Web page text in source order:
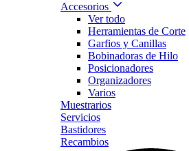
Accesorios
Ver todo
Herramientas de Corte
Garfios y Canillas
Bobinadoras de Hilo
Posicionadores
Organizadores
Varios
Muestrarios
Servicios
Bastidores
Recambios